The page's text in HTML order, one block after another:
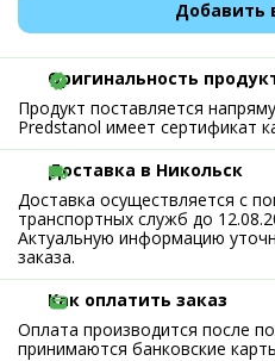
Добавить
Оригинальность
Продукт поставляется
Predstanol имеет сертификат
Доставка в Никольск
Доставка осуществляется с
транспортных служб до
Актуальную информацию
заказа.
Как оплатить заказ
Оплата производится после
принимаются банковские